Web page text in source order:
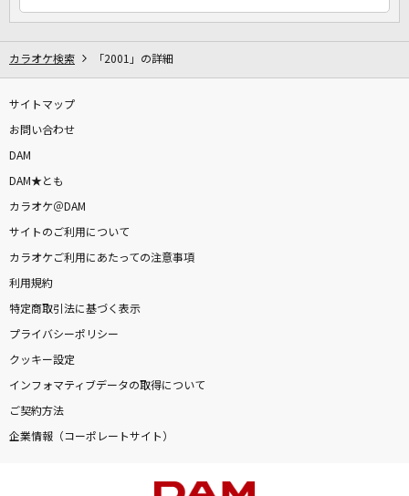
カラオケをもっと楽しもう！
カラオケ検索 「2001」の詳細
サイトマップ
お問い合わせ
DAM
DAM★とも
カラオケ＠DAM
サイトのご利用について
カラオケご利用にあたっての注意事項
利用規約
特定商取引法に基づく表示
プライバシーポリシー
クッキー設定
インフォマティブデータの取得について
ご契約方法
企業情報（コーポレートサイト）